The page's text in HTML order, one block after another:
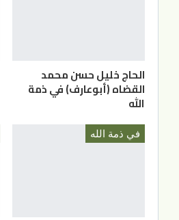
الحاج خليل حسن محمد
القضاه (أبوعارف) في ذمة
الله
في ذمة الله